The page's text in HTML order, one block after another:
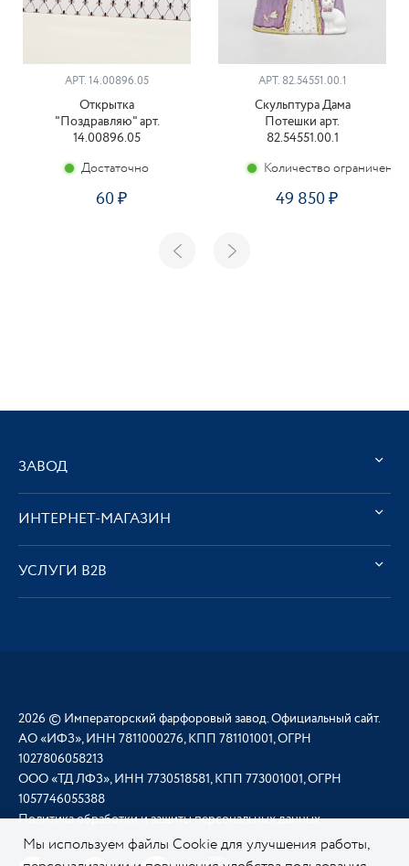
АРТ. 14.00896.05
Открытка
"Поздравляю" арт.
14.00896.05
Достаточно
60
АРТ. 82.54551.00.1
Скульптура Дама
Потешки арт.
82.54551.00.1
Количество ограничено
49 850
ЗАВОД
ИНТЕРНЕТ-МАГАЗИН
УСЛУГИ В2В
2026 © Императорский фарфоровый завод. Официальный сайт.
АО «ИФЗ», ИНН 7811000276, КПП 781101001, ОГРН
1027806058213
ООО «ТД ЛФЗ», ИНН 7730518581, КПП 773001001, ОГРН
1057746055388
Политика обработки и защиты персональных данных
Мы используем файлы Cookie для улучшения работы,